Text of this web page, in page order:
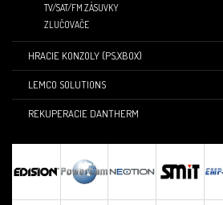
TV/SAT/FM ZÁSUVKY
ZLUČOVAČE
HRACIE KONZOLY (PS,XBOX)
LEMCO SOLUTIONS
REKUPERACIE DANTHERM